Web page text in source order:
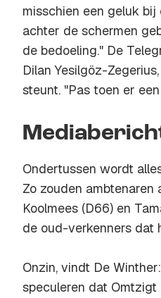
misschien een geluk
achter de schermen
de bedoeling." De
Dilan Yesilgöz-
steunt. "Pas toen er
Ondertussen wordt
Zo zouden
Koolmees (D66) en
de oud-verkenners dat
Onzin, vindt De
speculeren dat Omtzigt